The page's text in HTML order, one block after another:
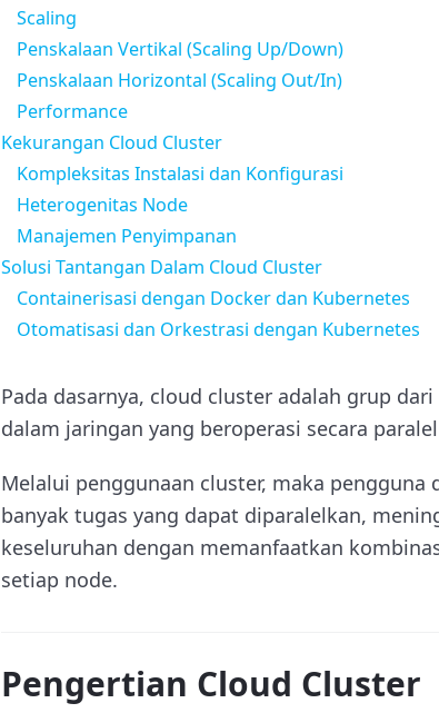
Scaling
Penskalaan Vertikal (Scaling Up/Down)
Penskalaan Horizontal (Scaling Out/In)
Performance
Kekurangan Cloud Cluster
Kompleksitas Instalasi dan Konfigurasi
Heterogenitas Node
Manajemen Penyimpanan
Solusi Tantangan Dalam Cloud Cluster
Containerisasi dengan Docker dan Kubernetes
Otomatisasi dan Orkestrasi dengan Kubernetes
Pada dasarnya, cloud cluster adalah grup
dalam jaringan yang beroperasi secara
Melalui penggunaan cluster, maka
banyak tugas yang dapat diparalelkan,
keseluruhan dengan memanfaatkan
setiap node.
Pengertian Cloud Cluster